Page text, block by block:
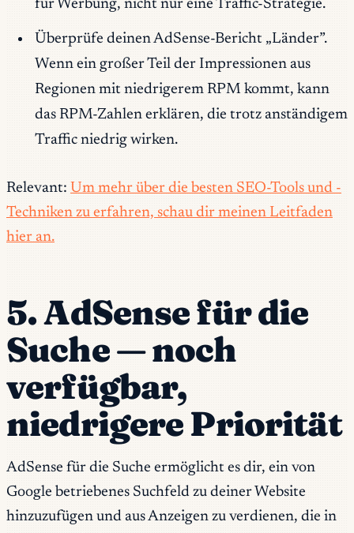
für Werbung, nicht nur eine Traffic-Strategie.
Überprüfe deinen AdSense-Bericht „Länder”.
Wenn ein großer Teil der Impressionen aus
Regionen mit niedrigerem RPM kommt, kann
das RPM-Zahlen erklären, die trotz anständigem
Traffic niedrig wirken.
Relevant: Um mehr über die besten SEO-Tools und -
Techniken zu erfahren, schau dir meinen Leitfaden
hier an.
5. AdSense für die
Suche — noch
verfügbar,
niedrigere Priorität
AdSense für die Suche ermöglicht es dir, ein von
Google betriebenes Suchfeld zu deiner Website
hinzuzufügen und aus Anzeigen zu verdienen, die in